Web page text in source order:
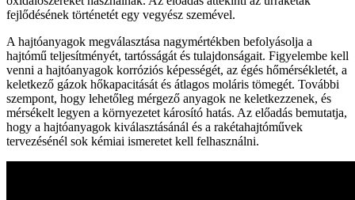
fejlődésének történetét egy vegyész szemével.
A hajtóanyagok megválasztása nagymértékben befolyásolja a
hajtómű teljesítményét, tartósságát és tulajdonságait. Figyelembe kell
venni a hajtóanyagok korróziós képességét, az égés hőmérsékletét, a
keletkező gázok hőkapacitását és átlagos moláris tömegét. További
szempont, hogy lehetőleg mérgező anyagok ne keletkezzenek, és
mérsékelt legyen a környezetet károsító hatás. Az előadás bemutatja,
hogy a hajtóanyagok kiválasztásánál és a rakétahajtóművek
tervezésénél sok kémiai ismeretet kell felhasználni.